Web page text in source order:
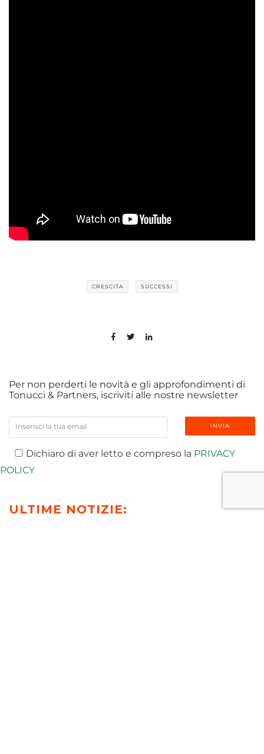
CRESCITA SUCCESSI
Per non perderti le novità e gli approfondimenti di
Tonucci & Partners, iscriviti alle nostre newsletter
Dichiaro di aver letto e compreso la PRIVACY
POLICY
ULTIME NOTIZIE: